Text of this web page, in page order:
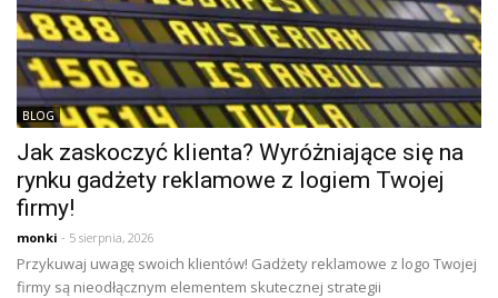
BLOG
Jak zaskoczyć klienta? Wyróżniające się na
rynku gadżety reklamowe z logiem Twojej
firmy!
monki - 5 sierpnia, 2026
Przykuwaj uwagę swoich klientów! Gadżety reklamowe z logo Twojej
firmy są nieodłącznym elementem skutecznej strategii